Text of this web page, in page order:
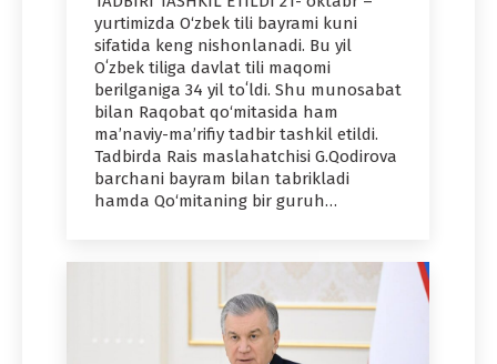
yurtimizda O‘zbek tili bayrami kuni
sifatida keng nishonlanadi. Bu yil
Oʻzbek tiliga davlat tili maqomi
berilganiga 34 yil toʻldi. Shu munosabat
bilan Raqobat qo‘mitasida ham
ma’naviy-ma’rifiy tadbir tashkil etildi.
Tadbirda Rais maslahatchisi G.Qodirova
barchani bayram bilan tabrikladi
hamda Qo‘mitaning bir guruh…